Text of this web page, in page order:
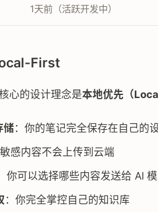
1天前（活跃开发中）
First
心的设计理念是本地优先（
储：你的笔记完全保存在自己的
感内容不会上传到云端
你可以选择哪些内容发送给 AI
：你完全掌控自己的知识库